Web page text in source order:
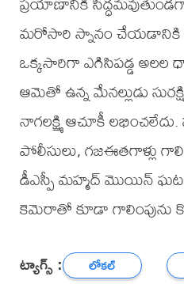
మరోసారి స్నానం చేయడానికి
ఒక్కసారిగా ఎగిసిపడ్డ అలల
ఆమెతో ఉన్న మేనల్లుడు
నాగలక్ష్మి ఆచూకీ
పోలీసులు, గజఈతగాళ్లు
డీఎస్పీ మహ్మద్ మొయిన్
కెమెరాతో కూడా గాలింపును
ట్యాగ్స్ : లోకల్